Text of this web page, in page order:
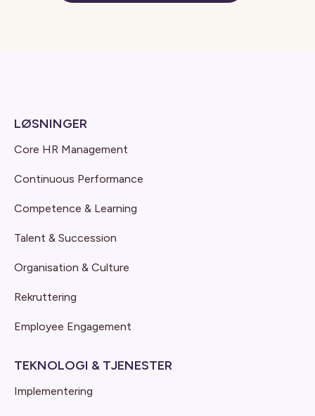
LØSNINGER
Core HR Management
Continuous Performance
Competence & Learning
Talent & Succession
Organisation & Culture
Rekruttering
Employee Engagement
TEKNOLOGI & TJENESTER
Implementering